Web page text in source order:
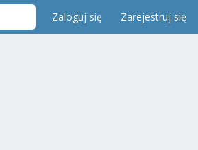
Zaloguj się Zarejestruj się